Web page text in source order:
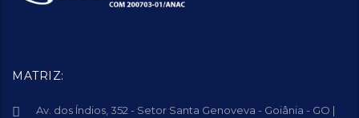
MATRIZ:
Av. dos Índios, 352 - Setor Santa Genoveva - Goiânia - GO |